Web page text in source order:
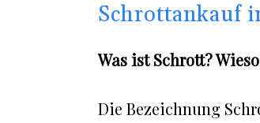
Schrottankauf
Was ist Schrott?
Die Bezeichnung